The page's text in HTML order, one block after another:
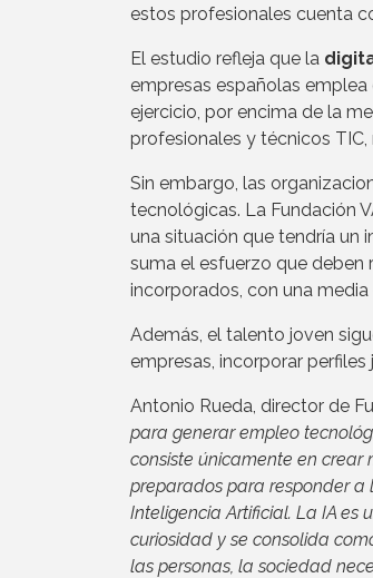
estos profesionales cuenta
El estudio refleja que la
empresas españolas
ejercicio, por encima de la
profesionales y técnicos
Sin embargo, las
tecnológicas. La Fundación
una situación que tendría un
suma el esfuerzo que
incorporados, con una
Además, el talento joven
empresas, incorporar
Antonio Rueda, director de
para generar empleo
consiste únicamente en crear
preparados para responder
Inteligencia Artificial. La IA
curiosidad y se consolida
las personas, la sociedad